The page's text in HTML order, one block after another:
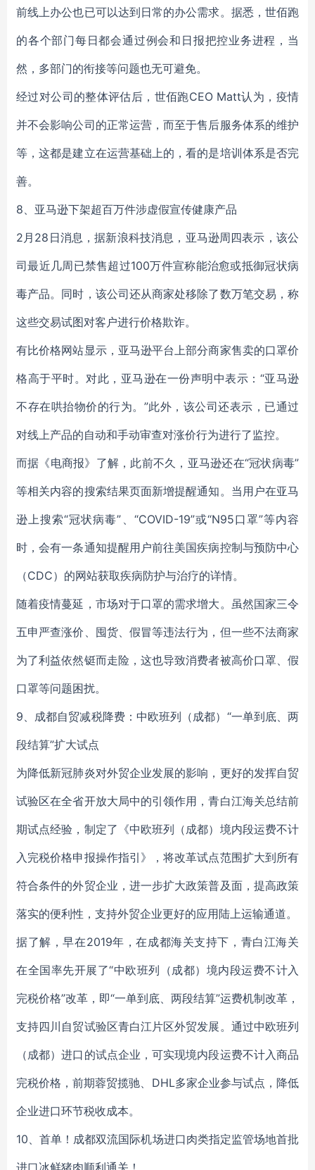
前线上办公也已可以达到日常的办公需求。据悉，世佰跑
的各个部门每日都会通过例会和日报把控业务进程，当
然，多部门的衔接等问题也无可避免。
经过对公司的整体评估后，世佰跑CEO Matt认为，疫情
并不会影响公司的正常运营，而至于售后服务体系的维护
等，这都是建立在运营基础上的，看的是培训体系是否完
善。
8、亚马逊下架超百万件涉虚假宣传健康产品
2月28日消息，据新浪科技消息，亚马逊周四表示，该公
司最近几周已禁售超过100万件宣称能治愈或抵御冠状病
毒产品。同时，该公司还从商家处移除了数万笔交易，称
这些交易试图对客户进行价格欺诈。
有比价格网站显示，亚马逊平台上部分商家售卖的口罩价
格高于平时。对此，亚马逊在一份声明中表示：“亚马逊
不存在哄抬物价的行为。”此外，该公司还表示，已通过
对线上产品的自动和手动审查对涨价行为进行了监控。
而据《电商报》了解，此前不久，亚马逊还在“冠状病毒”
等相关内容的搜索结果页面新增提醒通知。当用户在亚马
逊上搜索“冠状病毒”、“COVID-19”或“N95口罩”等内容
时，会有一条通知提醒用户前往美国疾病控制与预防中心
（CDC）的网站获取疾病防护与治疗的详情。
随着疫情蔓延，市场对于口罩的需求增大。虽然国家三令
五申严查涨价、囤货、假冒等违法行为，但一些不法商家
为了利益依然铤而走险，这也导致消费者被高价口罩、假
口罩等问题困扰。
9、成都自贸减税降费：中欧班列（成都）“一单到底、两
段结算”扩大试点
为降低新冠肺炎对外贸企业发展的影响，更好的发挥自贸
试验区在全省开放大局中的引领作用，青白江海关总结前
期试点经验，制定了《中欧班列（成都）境内段运费不计
入完税价格申报操作指引》，将改革试点范围扩大到所有
符合条件的外贸企业，进一步扩大政策普及面，提高政策
落实的便利性，支持外贸企业更好的应用陆上运输通道。
据了解，早在2019年，在成都海关支持下，青白江海关
在全国率先开展了“中欧班列（成都）境内段运费不计入
完税价格”改革，即“一单到底、两段结算”运费机制改革，
支持四川自贸试验区青白江片区外贸发展。通过中欧班列
（成都）进口的试点企业，可实现境内段运费不计入商品
完税价格，前期蓉贸揽驰、DHL多家企业参与试点，降低
企业进口环节税收成本。
10、首单！成都双流国际机场进口肉类指定监管场地首批
进口冰鲜猪肉顺利通关！